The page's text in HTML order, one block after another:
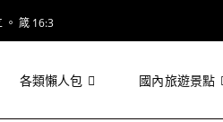
。 箴 16:3
各類懶人包 國內旅遊景點